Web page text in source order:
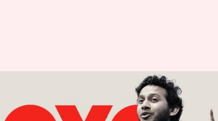
ओयो ने IPO लॉन्च करने की तैयारी की
तेज, उधार चुकाने में मिलेगी राहत
लेखन बिश्वजीत कुमार Mar 04, 2025 01:34 pm